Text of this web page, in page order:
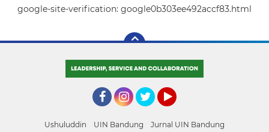
google-site-verification: google0b303ee492accf83.html
Ushuluddin UIN Bandung Jurnal UIN Bandung